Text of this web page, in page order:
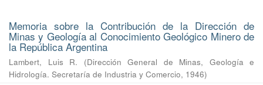
Memoria sobre la Contribución de la Dirección de
Minas y Geología al Conocimiento Geológico Minero de
la República Argentina
Lambert, Luis R. (Dirección General de Minas, Geología e
Hidrología. Secretaría de Industria y Comercio, 1946)